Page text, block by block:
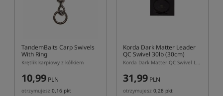
TandemBaits Carp Swivels
With Ring
Krętlik karpiowy z kółkiem
10,99 PLN
otrzymujesz 0,16 pkt
Korda Dark Matter Leader
QC Swivel 30lb (30cm)
Korda Dark Matter QC Swivel Leader 30 cm – Leader z szybkozłączką do zestawów inline
31,99 PLN
otrzymujesz 0,28 pkt